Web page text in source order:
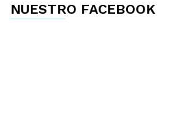
NUESTRO FACEBOOK